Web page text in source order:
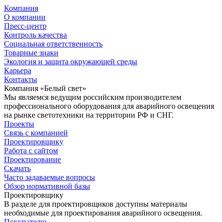
Компания
О компании
Пресс-центр
Контроль качества
Социальная ответственность
Товарные знаки
Экология и защита окружающей среды
Карьера
Контакты
Компания «Белый свет»
Мы являемся ведущим российским производителем
профессионального оборудования для аварийного освещения
на рынке светотехники на территории РФ и СНГ.
Проекты
Связь с компанией
Проектировщику
Работа с сайтом
Проектирование
Скачать
Часто задаваемые вопросы
Обзор нормативной базы
Проектировщику
В разделе для проектировщиков доступны материалы
необходимые для проектирования аварийного освещения.